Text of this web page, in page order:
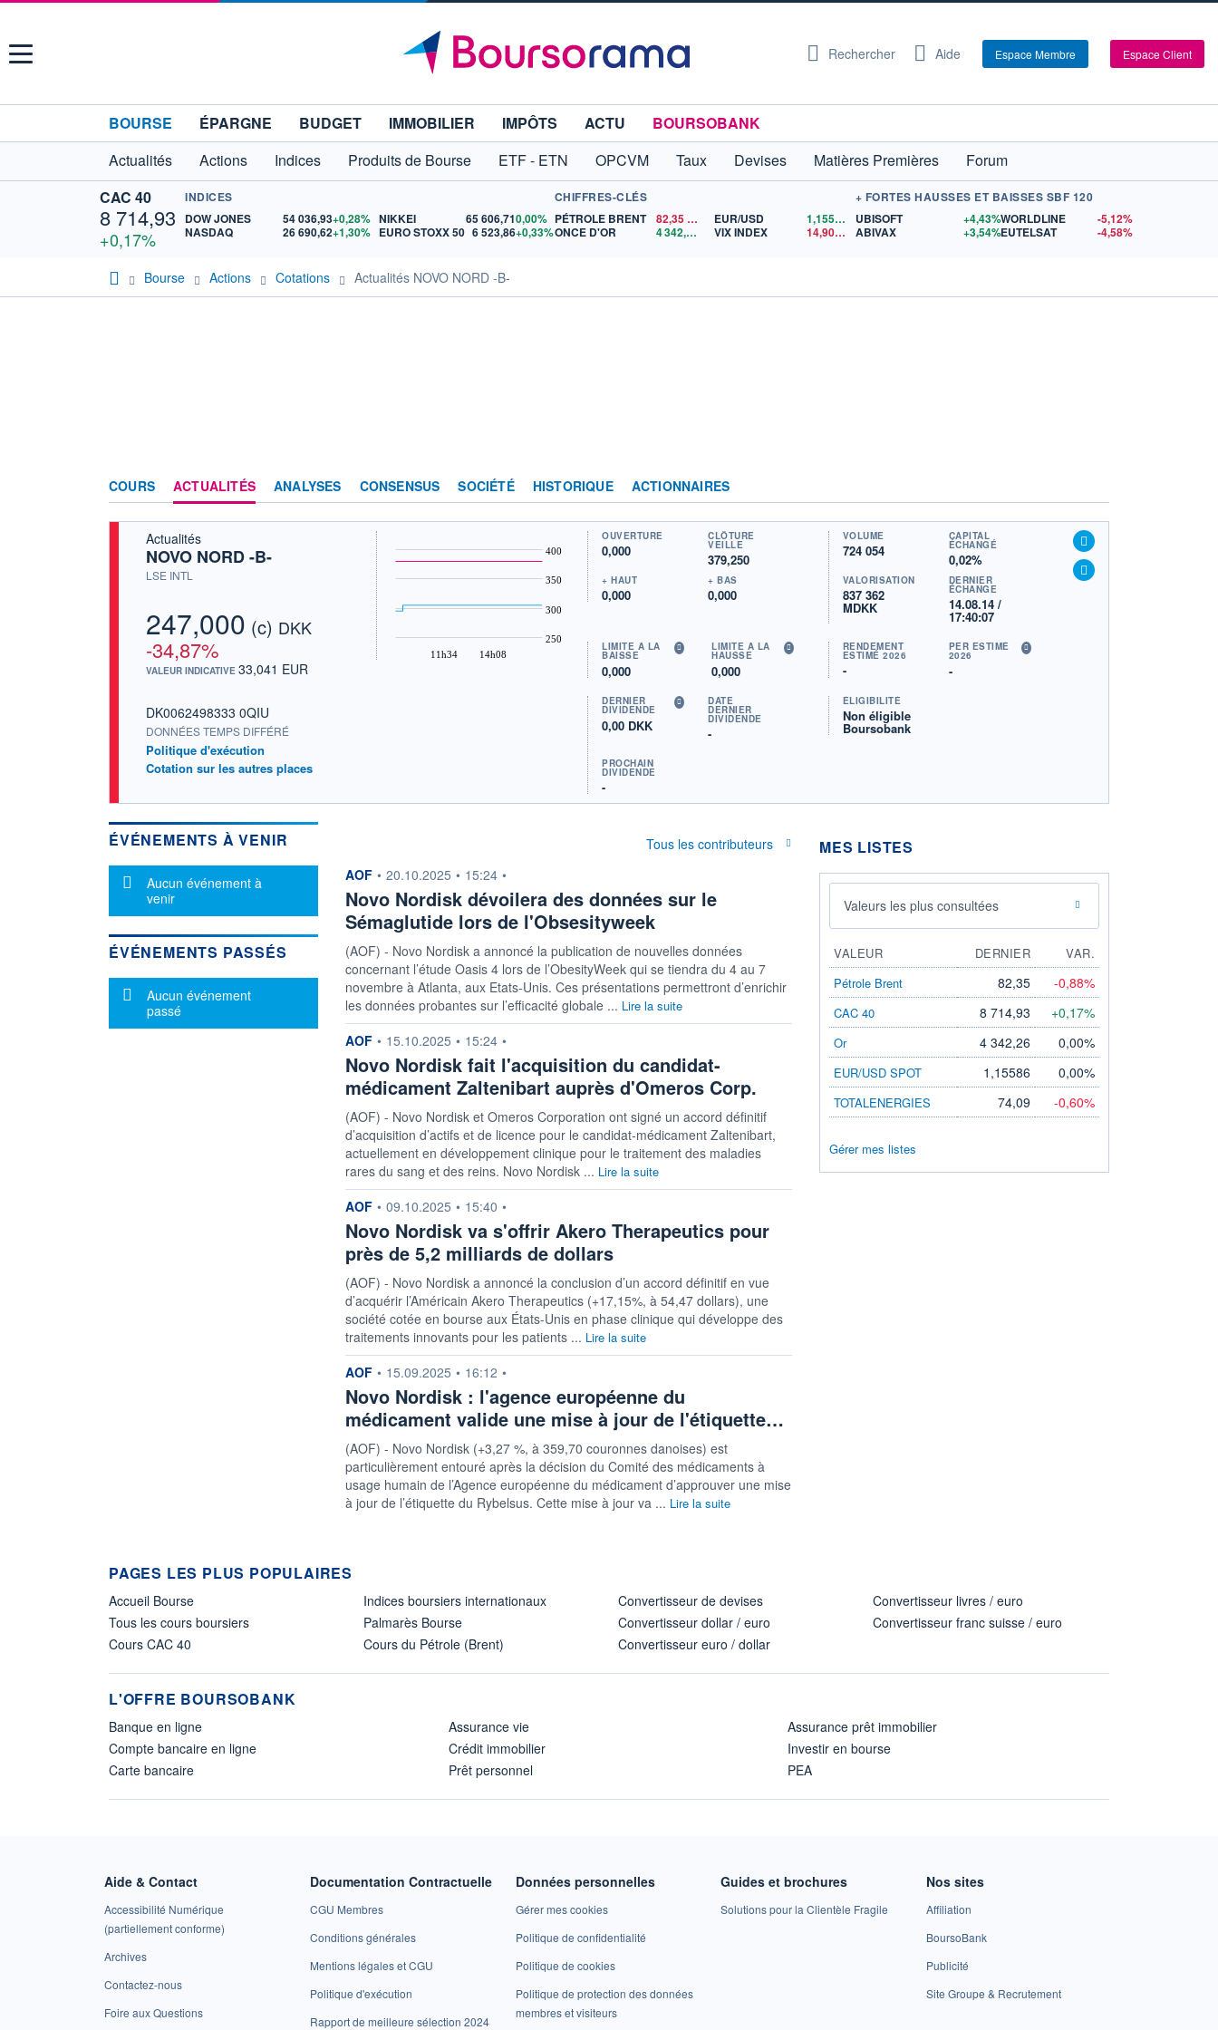
Menu Rechercher Aide Espace Membre Espace Client
BOURSE ÉPARGNE BUDGET IMMOBILIER IMPÔTS ACTU
BOURSOBANK
Actualités
Actions Indices Produits de Bourse ETF - ETN OPCVM Taux Devises Matières Premières
Forum
CAC 40
8 714,93
+0,17%
INDICES
DOW JONES
54 036,93+0,28%
NASDAQ
26 690,62+1,30%
NIKKEI 65 606,710,00%
EURO STOXX 50 6 523,86+0,33%
CHIFFRES-CLÉS
PÉTROLE BRENT
82,35
ONCE D'OR
4 342,26 $US
EUR/USD 1,1559$US
VIX INDEX
14,90
$US
+ FORTES HAUSSES ET BAISSES SBF 120
UBISOFT
+4,43%
ABIVAX
+3,54%
WORLDLINE
-5,12%
EUTELSAT
-4,58%
Bourse Actions Cotations Actualités NOVO NORD -B-
COURS ACTUALITÉS ANALYSES CONSENSUS SOCIÉTÉ HISTORIQUE ACTIONNAIRES
Actualités
NOVO NORD -B-
LSE INTL
247,000 (c) DKK
-34,87%
VALEUR INDICATIVE 33,041 EUR
DK0062498333 0QIU
DONNÉES TEMPS DIFFÉRÉ
Politique d'exécution
Cotation sur les autres places
11h34 14h08
250
300
350
400
OUVERTURE
0,000
CLÔTURE
VEILLE
379,250
+ HAUT
0,000
+ BAS
0,000
VOLUME
724 054
CAPITAL
ÉCHANGÉ
0,02%
VALORISATION
837 362
MDKK
DERNIER
ÉCHANGE
14.08.14 /
17:40:07
LIMITE À LA
BAISSE
0,000
LIMITE À LA
HAUSSE
0,000
RENDEMENT
ESTIMÉ 2026
-
PER ESTIMÉ
2026
-
DERNIER
DIVIDENDE
0,00 DKK
DATE
DERNIER
DIVIDENDE
-
PROCHAIN
DIVIDENDE
-
ÉLIGIBILITÉ
Non éligible
Boursobank
ÉVÉNEMENTS À VENIR
Message d'information
Aucun événement à
venir
ÉVÉNEMENTS PASSÉS
Message d'information
Aucun événement
passé
Tous les contributeurs
information fournie par
AOF • 20.10.2025 • 15:24 •
Novo Nordisk dévoilera des données sur le
Sémaglutide lors de l'Obsesityweek
(AOF) - Novo Nordisk a annoncé la publication de nouvelles données
concernant l’étude Oasis 4 lors de l’ObesityWeek qui se tiendra du 4 au 7
novembre à Atlanta, aux Etats-Unis. Ces présentations permettront d’enrichir
les données probantes sur l’efficacité globale ... Lire la suite
information fournie par
AOF • 15.10.2025 • 15:24 •
Novo Nordisk fait l'acquisition du candidat-
médicament Zaltenibart auprès d'Omeros Corp.
(AOF) - Novo Nordisk et Omeros Corporation ont signé un accord définitif
d’acquisition d’actifs et de licence pour le candidat-médicament Zaltenibart,
actuellement en développement clinique pour le traitement des maladies
rares du sang et des reins. Novo Nordisk ... Lire la suite
information fournie par
AOF • 09.10.2025 • 15:40 •
Novo Nordisk va s'offrir Akero Therapeutics pour
près de 5,2 milliards de dollars
(AOF) - Novo Nordisk a annoncé la conclusion d’un accord définitif en vue
d’acquérir l’Américain Akero Therapeutics (+17,15%, à 54,47 dollars), une
société cotée en bourse aux États-Unis en phase clinique qui développe des
traitements innovants pour les patients ... Lire la suite
information fournie par
AOF • 15.09.2025 • 16:12 •
Novo Nordisk : l'agence européenne du
médicament valide une mise à jour de l'étiquette…
(AOF) - Novo Nordisk (+3,27 %, à 359,70 couronnes danoises) est
particulièrement entouré après la décision du Comité des médicaments à
usage humain de l’Agence européenne du médicament d’approuver une mise
à jour de l’étiquette du Rybelsus. Cette mise à jour va ... Lire la suite
MES LISTES
Valeurs les plus consultées
VALEUR DERNIER
VAR.
Pétrole Brent
82,35 -0,88%
CAC 40 8 714,93 +0,17%
Or 4 342,26 0,00%
EUR/USD SPOT 1,15586 0,00%
TOTALENERGIES 74,09 -0,60%
Gérer mes listes
PAGES LES PLUS POPULAIRES
Accueil Bourse
Tous les cours boursiers
Cours CAC 40
Indices boursiers internationaux
Palmarès Bourse
Cours du Pétrole (Brent)
Convertisseur de devises
Convertisseur dollar / euro
Convertisseur euro / dollar
Convertisseur livres / euro
Convertisseur franc suisse / euro
L'OFFRE BOURSOBANK
Banque en ligne
Compte bancaire en ligne
Carte bancaire
Assurance vie
Crédit immobilier
Prêt personnel
Assurance prêt immobilier
Investir en bourse
PEA
Aide & Contact
Accessibilité Numérique
(partiellement conforme)
Archives
Contactez-nous
Foire aux Questions
Documentation Contractuelle
CGU Membres
Conditions générales
Mentions légales et CGU
Politique d'exécution
Rapport de meilleure sélection 2024
Données personnelles
Gérer mes cookies
Politique de confidentialité
Politique de cookies
Politique de protection des données
membres et visiteurs
Guides et brochures
Solutions pour la Clientèle Fragile
Nos sites
Affiliation
BoursoBank
Publicité
Site Groupe & Recrutement